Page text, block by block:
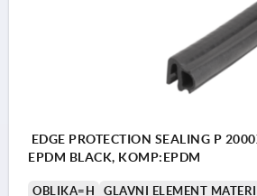
EDGE PROTECTION SEALING P
EPDM BLACK, KOMP:EPDM
OBLIKA=H
GLAVNI ELEMENT